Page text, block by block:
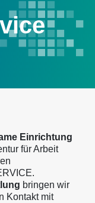
Einrichtung
für Arbeit
bringen wir
Kontakt mit